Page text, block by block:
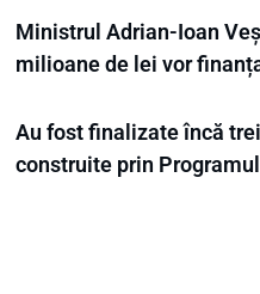
Ministrul Adrian-Ioan
milioane de lei vor
Au fost finalizate încă
construite prin